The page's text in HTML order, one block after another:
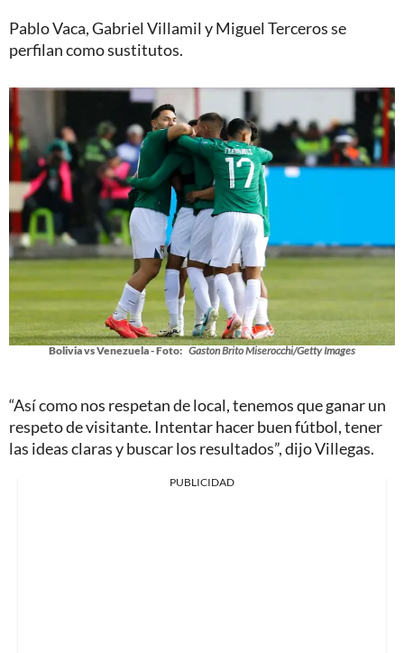
Pablo Vaca, Gabriel Villamil y Miguel Terceros se
perfilan como sustitutos.
Bolivia vs Venezuela - Foto: Gaston Brito Miserocchi/Getty Images
“Así como nos respetan de local, tenemos que ganar un
respeto de visitante. Intentar hacer buen fútbol, tener
las ideas claras y buscar los resultados”, dijo Villegas.
PUBLICIDAD